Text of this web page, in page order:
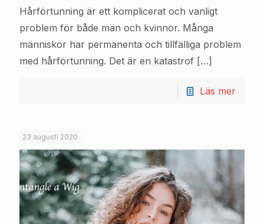
Hårförtunning är ett komplicerat och vanligt
problem för både män och kvinnor. Många
människor har permanenta och tillfälliga problem
med hårförtunning. Det är en katastrof […]
Läs mer
23 augusti 2020